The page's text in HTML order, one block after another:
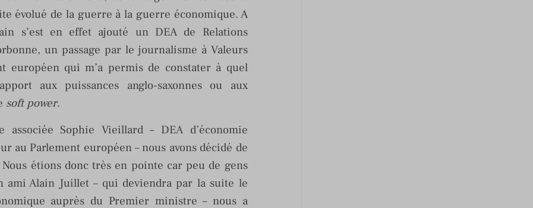
évolué de la guerre à la guerre économique. A
s’est en effet ajouté un DEA de Relations
un passage par le journalisme à Valeurs
européen qui m’a permis de constater à quel
aux puissances anglo-saxonnes ou aux
soft power.
Sophie Vieillard – DEA d’économie
au Parlement européen – nous avons décidé de
étions donc très en pointe car peu de gens
ami Alain Juillet – qui deviendra par la suite le
auprès du Premier ministre – nous a